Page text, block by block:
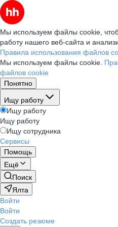
Мы используем файлы cookie,
работу нашего веб-сайта и
Правила использования файлов
Мы используем файлы cookie.
файлов cookie
Понятно
Ищу работу
Ищу работу
Ищу работу
Ищу сотрудника
Сервисы
Помощь
Ещё
Поиск
Ялта
Войти
Войти
Создать резюме